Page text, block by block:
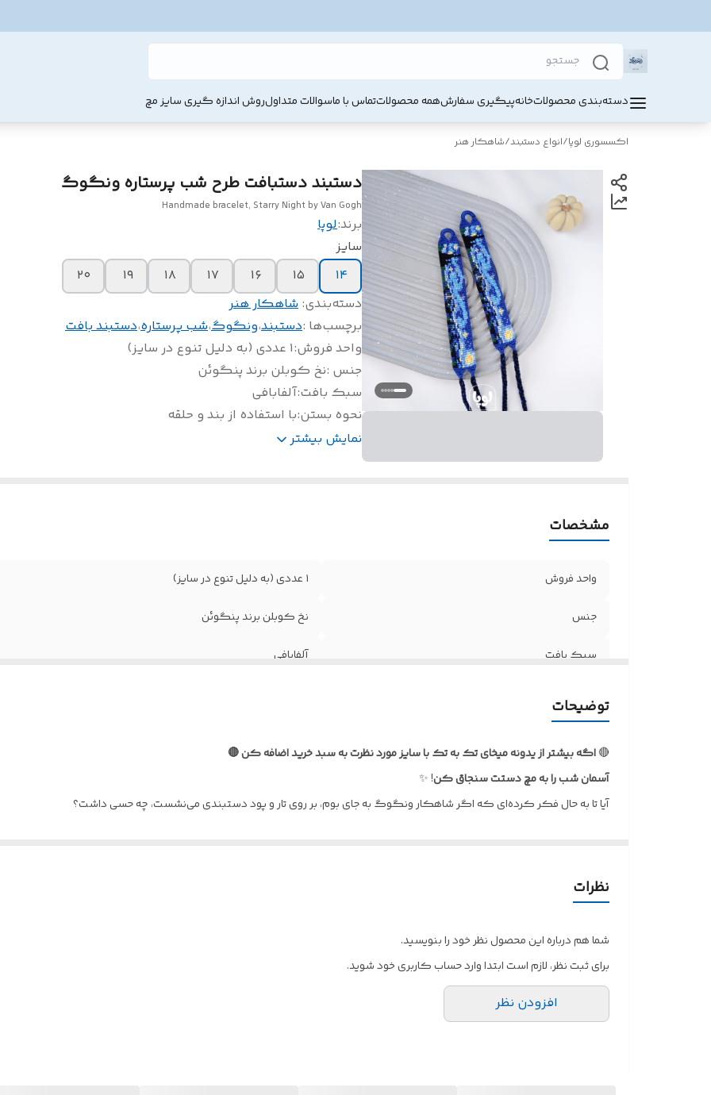
دسته‌بندی محصولاتخانهپیگیری سفارشهمه محصولاتتماس با ماسوالات متداولروش اندازه گیری سایز مچ
اکسسوری لوپا/انواع دستبند/شاهکار هنر
دستبند دستبافت طرح شب پرستاره ونگوگ
Handmade bracelet, Starry Night by Van Gogh
برند:لوپا
سایز
۱۴
۱۵ ۱۶ ۱۷ ۱۸ ۱۹
۲۰
دسته‌بندی: شاهکار هنر
برچسب‌ها :دستبند،ونگوگ،شب پرستاره،دستبند بافت
واحد فروش:۱ عددی (به دلیل تنوع در سایز)
جنس :نخ کوبلن برند پنگوئن
سبک بافت:آلفابافی
نحوه بستن:با استفاده از بند و حلقه
قابل شست و شو با
نمایش بیشتر
مشخصات
واحد فروش ۱ عددی (به دلیل تنوع در سایز)
جنس نخ کوبلن برند پنگوئن
سبک بافت آلفابافی
توضیحات
🔴اگه بیشتر از یدونه میخای تک به تک با سایز مورد نظرت به سبد خرید اضافه کن 🔴
آسمانشبرابهمچدستتسنجاقکن! ✨
آیا تا به حال فکر کرده‌ای که اگر شاهکار ونگوگ به جای بوم، بر روی تار و پود دستبندی می‌نشست، چه حسی داشت؟
💙چرا این
•امضای شخصی تو: برای کسانی که از تکرار بیزارند و به دنبال اکسسوری‌هایی با امضای هنری هستند.
•مکمل استایل: چه با یک تیپ مینیمال و ساده، چه با استایل‌های هنری و کژوال، این دستبند نقطه درخشانِ پوشش تو خواهد بود.
این یک زیور معمولی نیست؛ این یک داستان است که از مچ دست تو روایت می‌شود.
نظرات
شما هم درباره این محصول نظر خود را بنویسید.
برای ثبت نظر، لازم است ابتدا وارد حساب کاربری خود شوید.
افزودن نظر